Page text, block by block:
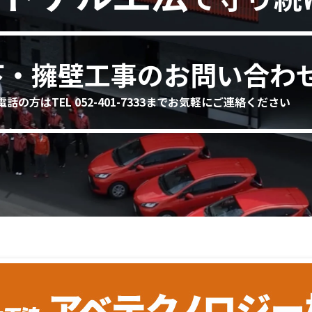
擁壁工事のお問い合わ
話の方はTEL 052-401-7333までお気軽にご連絡ください